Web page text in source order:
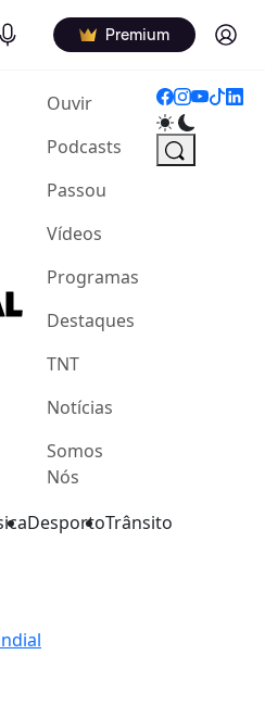
Podcasts Premium Log in
Ouvir(current)
Podcasts
Passou
Vídeos
Programas
Destaques
TNT
Notícias
Somos
Nós
DesportoTrânsito